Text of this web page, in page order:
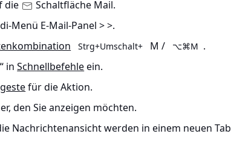
die
Schaltfläche Mail.
Menü E-Mail-Panel > >.
Strg+Umschalt+ M / ⌥⌘M .
“ inSchnellbefehleein.
für die Aktion.
den Sie anzeigen möchten.
Nachrichtenansicht werden in einem neuen Tab